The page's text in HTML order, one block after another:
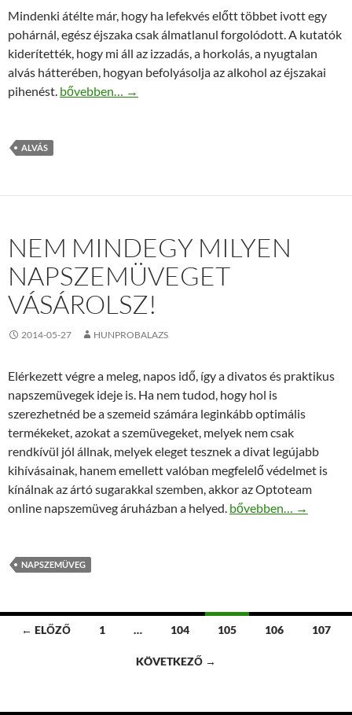
Mindenki átélte már, hogy ha lefekvés előtt többet ivott egy
pohárnál, egész éjszaka csak álmatlanul forgolódott. A kutatók
kiderítették, hogy mi áll az izzadás, a horkolás, a nyugtalan
alvás hátterében, hogyan befolyásolja az alkohol az éjszakai
pihenést. Így zavarja meg az alkohol az alvást
bővebben… →
ALVÁS
NEM MINDEGY MILYEN
NAPSZEMÜVEGET
VÁSÁROLSZ!
2014-05-27 HUNPROBALAZS
Elérkezett végre a meleg, napos idő, így a divatos és praktikus
napszemüvegek ideje is. Ha nem tudod, hogy hol is
szerezhetnéd be a szemeid számára leginkább optimális
termékeket, azokat a szemüvegeket, melyek nem csak
rendkívül jól állnak, melyek eleget tesznek a divat legújabb
kihívásainak, hanem emellett valóban megfelelő védelmet is
kínálnak az ártó sugarakkal szemben, akkor az Optoteam
online napszemüveg áruházban a helyed. Nem mindegy milyen
bővebben… →
NAPSZEMÜVEG
Bejegyzés
← ELŐZŐ 1 … 104 105 106 107
KÖVETKEZŐ →